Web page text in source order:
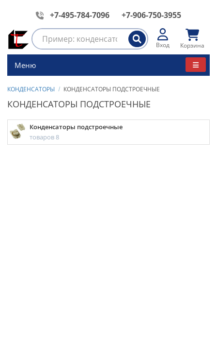
+7-495-784-7096 +7-906-750-3955
Вход Корзина
Меню
КОНДЕНСАТОРЫ КОНДЕНСАТОРЫ ПОДСТРОЕЧНЫЕ
КОНДЕНСАТОРЫ ПОДСТРОЕЧНЫЕ
Конденсаторы подстроечные
товаров 8